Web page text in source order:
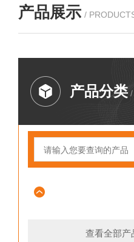
产品展示 /
产品分类
查看全部产